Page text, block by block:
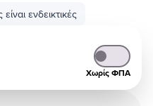
ενδεικτικές
Χωρίς ΦΠΑ